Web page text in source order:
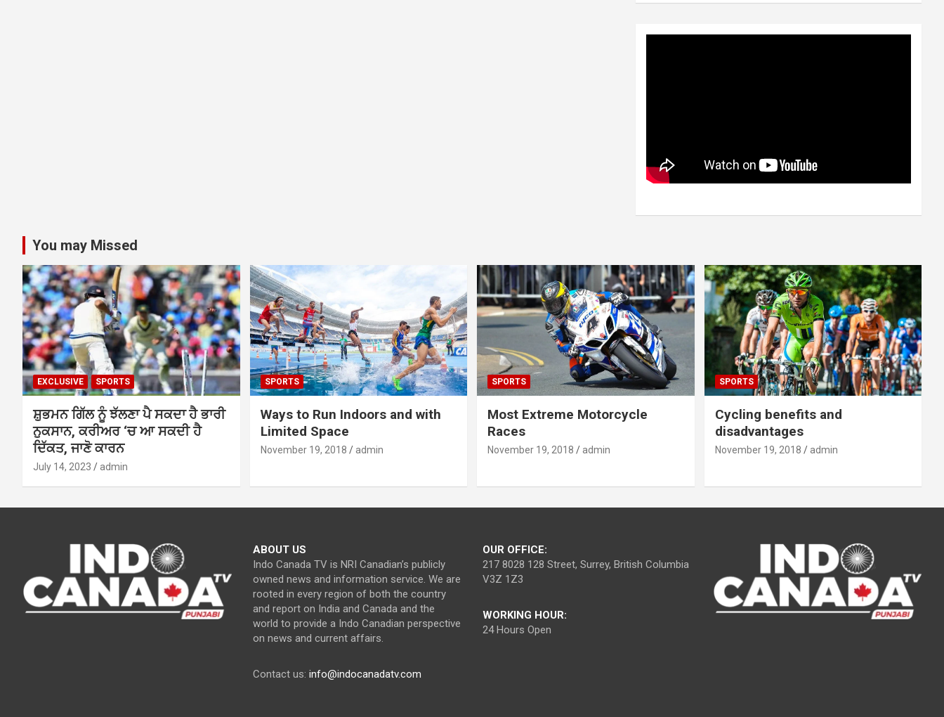
You may Missed
EXCLUSIVE SPORTS
ਸ਼ੁਭਮਨ ਗਿੱਲ ਨੂੰ ਝੱਲਣਾ ਪੈ ਸਕਦਾ ਹੈ ਭਾਰੀ
ਨੁਕਸਾਨ, ਕਰੀਅਰ ‘ਚ ਆ ਸਕਦੀ ਹੈ
ਦਿੱਕਤ, ਜਾਣੋ ਕਾਰਨ
July 14, 2023 admin
SPORTS
Ways to Run Indoors and with
Limited Space
November 19, 2018 admin
SPORTS
Most Extreme Motorcycle
Races
November 19, 2018 admin
SPORTS
Cycling benefits and
disadvantages
November 19, 2018 admin
ABOUT US
Indo Canada TV is NRI Canadian’s publicly
owned news and information service. We are
rooted in every region of both the country
and report on India and Canada and the
world to provide a Indo Canadian perspective
on news and current affairs.
Contact us: info@indocanadatv.com
OUR OFFICE:
217 8028 128 Street, Surrey, British Columbia
V3Z 1Z3
WORKING HOUR:
24 Hours Open